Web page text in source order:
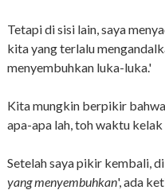
Tetapi di sisi lain, saya
kita yang terlalu
menyembuhkan luka-luka.'
Kita mungkin berpikir
apa-apa lah, toh waktu
Setelah saya pikir kembali,
yang menyembuhkan', ada